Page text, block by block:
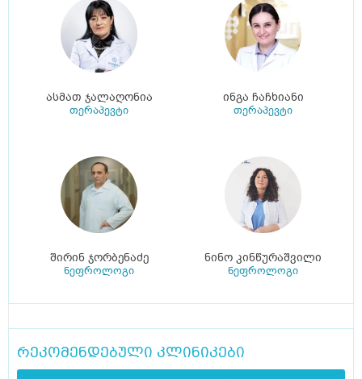
ასმათ ჯალაღონია
თერაპევტი
ინგა ჩაჩხიანი
თერაპევტი
შირინ ჯორბენაძე
ნეფროლოგი
ნინო კინწურაშვილი
ნეფროლოგი
რეკომენდებული კლინიკები